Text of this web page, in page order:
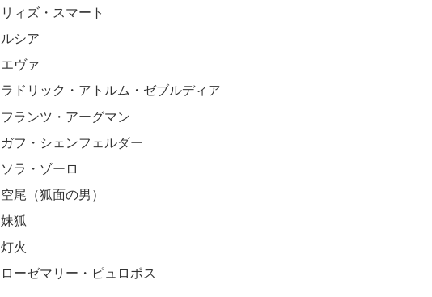
リィズ・スマート
ルシア
エヴァ
ラドリック・アトルム・ゼブルディア
フランツ・アーグマン
ガフ・シェンフェルダー
ソラ・ゾーロ
空尾（狐面の男）
妹狐
灯火
ローゼマリー・ピュロポス